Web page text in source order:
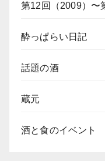
第12回（2009）〜
酔っぱらい日記
話題の酒
蔵元
酒と食のイベント